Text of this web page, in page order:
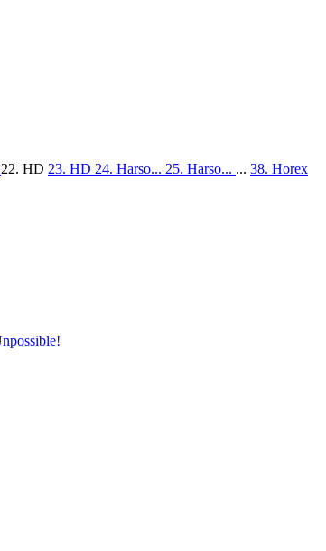
22. HD 23. HD 24. Harso... 25. Harso... ... 38. Horex